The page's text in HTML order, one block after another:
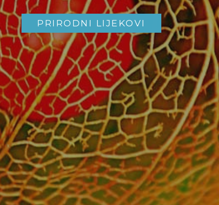
PRIRODNI LIJEKOVI